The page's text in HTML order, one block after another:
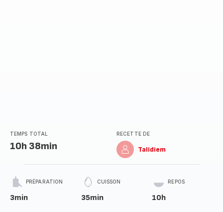
TEMPS TOTAL
10h 38min
RECETTE DE
Talidiem
PRÉPARATION
3min
CUISSON
35min
REPOS
10h